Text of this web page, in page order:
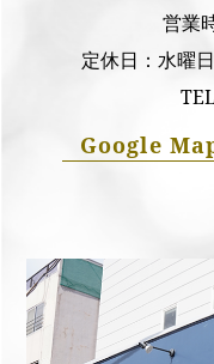
営業
定休日：水曜
Google